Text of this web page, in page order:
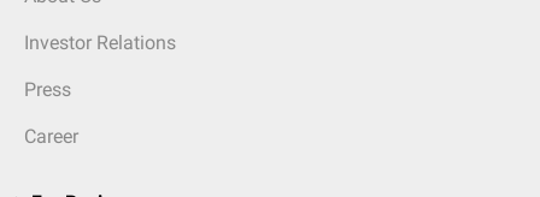
Investor Relations
Press
Career